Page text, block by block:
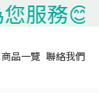
😊
商品一覽 聯絡我們